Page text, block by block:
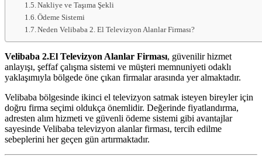
Nakliye ve Taşıma Şekli
Ödeme Sistemi
Neden Velibaba 2. El Televizyon Alanlar Firması?
Velibaba 2.El Televizyon Alanlar Firması, güvenilir hizmet
anlayışı, şeffaf çalışma sistemi ve müşteri memnuniyeti odaklı
yaklaşımıyla bölgede öne çıkan firmalar arasında yer almaktadır.
Velibaba bölgesinde ikinci el televizyon satmak isteyen bireyler için
doğru firma seçimi oldukça önemlidir. Değerinde fiyatlandırma,
adresten alım hizmeti ve güvenli ödeme sistemi gibi avantajlar
sayesinde Velibaba televizyon alanlar firması, tercih edilme
sebeplerini her geçen gün artırmaktadır.